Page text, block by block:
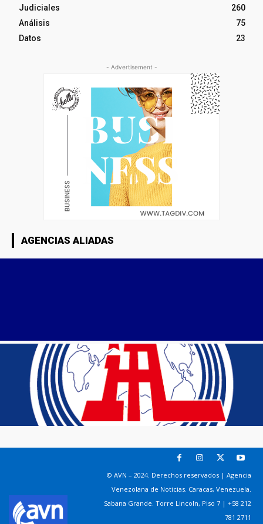
Judiciales
260
Análisis
75
Datos
23
- Advertisement -
AGENCIAS ALIADAS
© AVN – 2024. Derechos reservados | Agencia
Venezolana de Noticias. Caracas, Venezuela.
Sabana Grande. Torre Lincoln, Piso 7 | +58 212
781 2711